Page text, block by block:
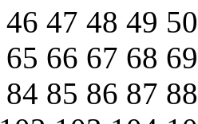
46 47 48 49
65 66 67 68
84 85 86 87